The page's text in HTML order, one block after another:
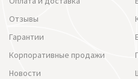
Отзывы
Гарантии
Корпоративные продажи
Новости